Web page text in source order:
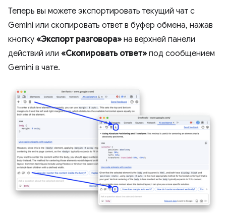
Теперь вы можете экспортировать текущий чат с
Gemini или скопировать ответ в буфер обмена, нажав
кнопку «Экспорт разговора» на верхней панели
действий или «Скопировать ответ» под сообщением
Gemini в чате.